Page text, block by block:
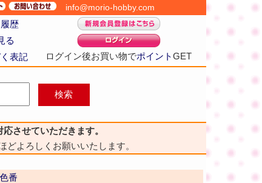
info@morio-hobby.com
歴
ログイン後お買い物でポイントGET
る
表記
させていただきます。
どよろしくお願いいたします。
番